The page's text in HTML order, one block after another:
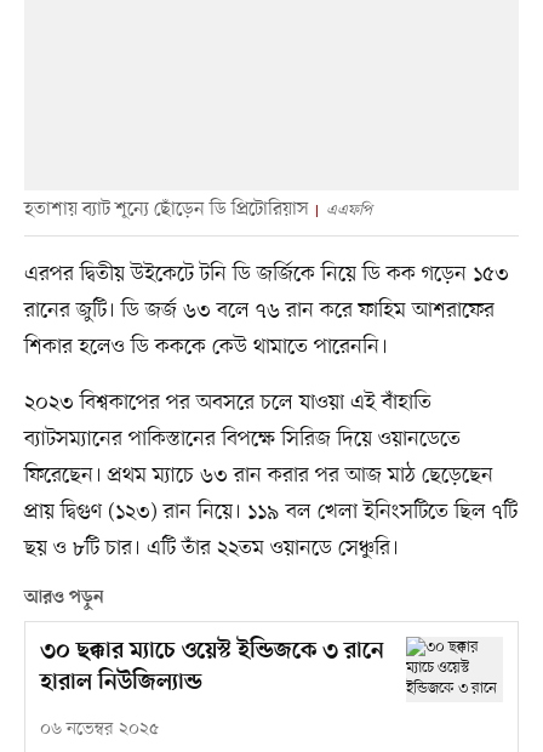
হতাশায় ব্যাট শূন্যে ছোঁড়েন ডি প্রিটোরিয়াস এএফপি
এরপর দ্বিতীয় উইকেটে টনি ডি জর্জিকে নিয়ে ডি কক গড়েন ১৫৩
রানের জুটি। ডি জর্জ ৬৩ বলে ৭৬ রান করে ফাহিম আশরাফের
শিকার হলেও ডি কককে কেউ থামাতে পারেননি।
২০২৩ বিশ্বকাপের পর অবসরে চলে যাওয়া এই বাঁহাতি
ব্যাটসম্যানের পাকিস্তানের বিপক্ষে সিরিজ দিয়ে ওয়ানডেতে
ফিরেছেন। প্রথম ম্যাচে ৬৩ রান করার পর আজ মাঠ ছেড়েছেন
প্রায় দ্বিগুণ (১২৩) রান নিয়ে। ১১৯ বল খেলা ইনিংসটিতে ছিল ৭টি
ছয় ও ৮টি চার। এটি তাঁর ২২তম ওয়ানডে সেঞ্চুরি।
আরও পড়ুন
৩০ ছক্কার ম্যাচে ওয়েস্ট ইন্ডিজকে ৩ রানে
হারাল নিউজিল্যান্ড
০৬ নভেম্বর ২০২৫